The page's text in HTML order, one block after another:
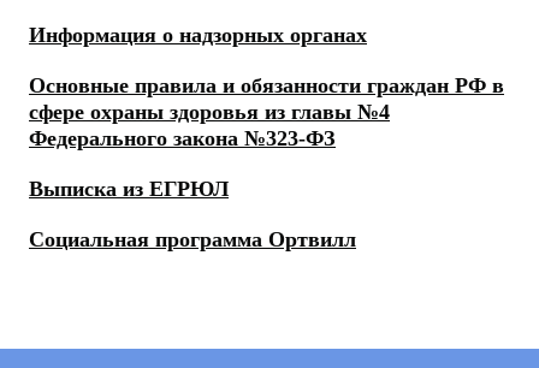
Информация о надзорных органах
Основные правила и обязанности граждан РФ в
сфере охраны здоровья из главы №4
Федерального закона №323-ФЗ
Выписка из ЕГРЮЛ
Социальная программа Ортвилл